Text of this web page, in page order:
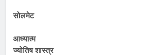
सोलमेट
आध्यात्म
ज्योतिष शास्त्र